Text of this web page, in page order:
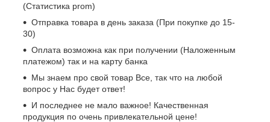
(Статистика prom)
Отправка товара в день заказа (При покупке до 15-
30)
Оплата возможна как при получении (Наложенным
платежом) так и на карту банка
Мы знаем про свой товар Все, так что на любой
вопрос у Нас будет ответ!
И последнее не мало важное! Качественная
продукция по очень привлекательной цене!